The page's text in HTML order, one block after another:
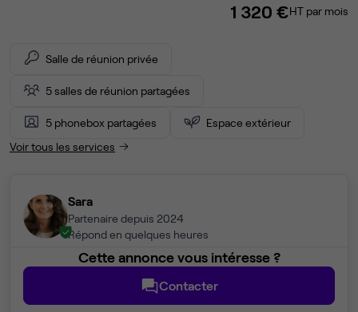
1 320 €HT par mois
Salle de réunion privée
5 salles de réunion partagées
5 phonebox partagées
Espace extérieur
Voir tous les services
Sara
Partenaire depuis 2024
Répond en quelques heures
Cette annonce vous intéresse ?
Contacter